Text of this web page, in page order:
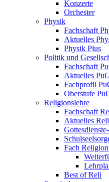
Konzerte
Orchester
Physik
Fachschaft
Aktuelles
Physik Plus
Politik und
Fachschaft
Aktuelles
Fachprofil
Oberstufe
Religionslehre
Fachschaft
Aktuelles
Fach Religion
Best of Reli